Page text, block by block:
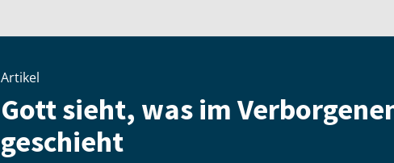
Artikel
Gott sieht, was im
geschieht